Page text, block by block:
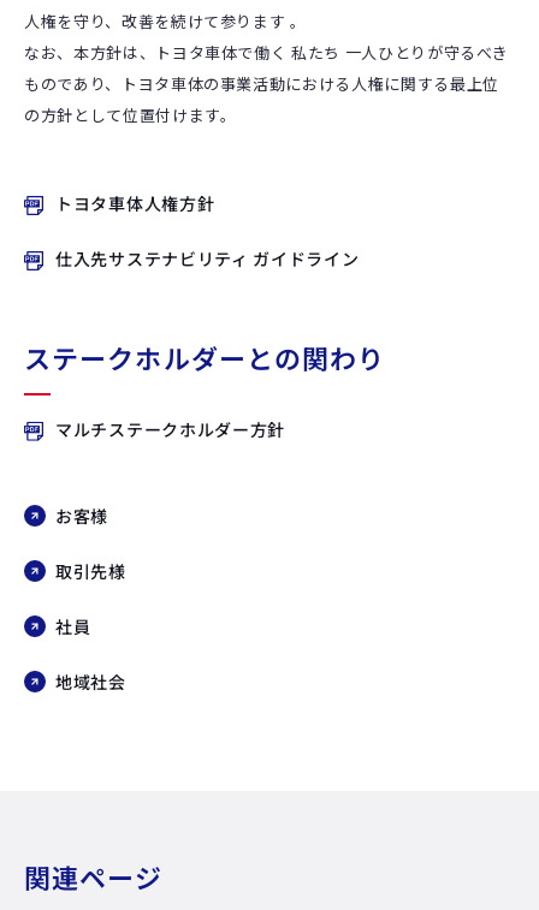
人権を守り、改善を続けて参ります 。
なお、本方針は、トヨタ車体で働く 私たち 一人ひとりが守るべき
ものであり、トヨタ車体の事業活動における人権に関する最上位
の方針として位置付けます。
トヨタ車体人権方針
仕入先サステナビリティ ガイドライン
ステークホルダーとの関わり
マルチステークホルダー方針
お客様
取引先様
社員
地域社会
関連ページ